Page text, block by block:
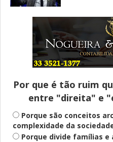
Entenda
Pix Pensão
e como
Saúde Mental
mental para
Por que é tão ruim
entre "direita" e
Porque são conceitos
complexidade da
Porque divide famílias e